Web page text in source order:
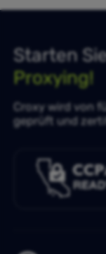
Starten
Proxying!
Croxy wird von
geprüft und